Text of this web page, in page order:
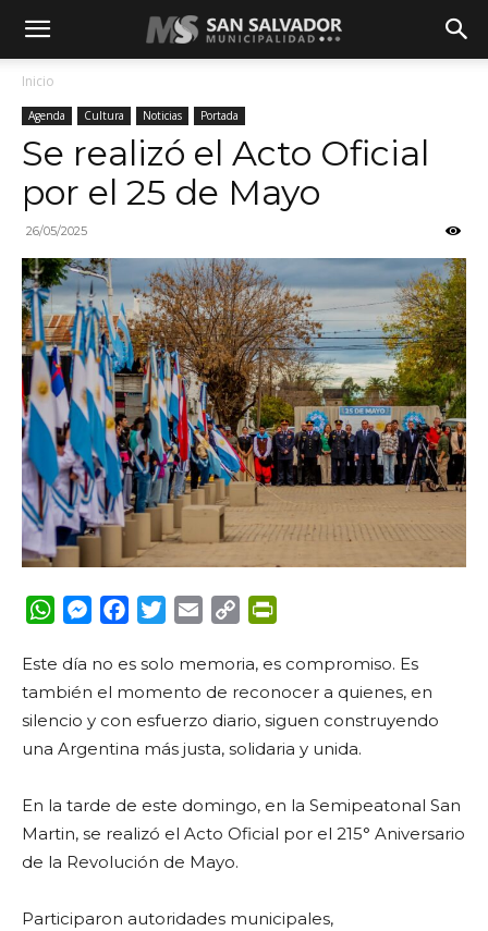
Inicio
Agenda Cultura Noticias Portada
Se realizó el Acto Oficial
por el 25 de Mayo
26/05/2025
WhatsApp
Messenger
FacebookTwitterEmail Copy
Este día no es solo memoria, es compromiso. Es
también el momento de reconocer a quienes, en
silencio y con esfuerzo diario, siguen construyendo
una Argentina más justa, solidaria y unida.
En la tarde de este domingo, en la Semipeatonal San
Martin, se realizó el Acto Oficial por el 215° Aniversario
de la Revolución de Mayo.
Participaron autoridades municipales,